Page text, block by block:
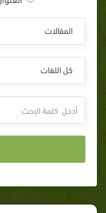
المقالات
كل اللغات